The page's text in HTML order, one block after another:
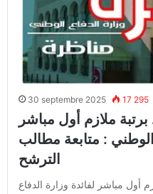
30 septembre 2025 17 295
ملازم أول مباشر
الوطني : متابعة مطالب
الترشح
أول مباشر لفائدة وزارة الدفاع